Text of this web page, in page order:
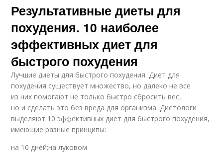
Результативные диеты для
похудения. 10 наиболее
эффективных диет для
быстрого похудения
Лучшие диеты для быстрого похудения. Диет для
похудения существует множество, но далеко не все
из них помогают не только быстро сбросить вес,
но и сделать это без вреда для организма. Диетологи
выделяют 10 эффективных диет для быстрого похудения,
имеющие разные принципы:
на 10 дней;на луковом